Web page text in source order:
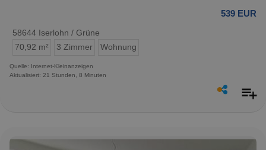
539 EUR
58644 Iserlohn / Grüne
70,92 m²
3 Zimmer Wohnung
Quelle: Internet-Kleinanzeigen
Aktualisiert: 21 Stunden, 8 Minuten